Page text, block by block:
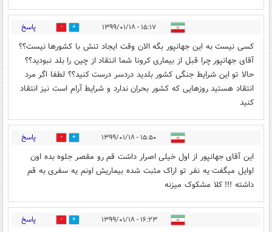
۱۵:۱۷ - ۱۳۹۹/۰۱/۱۸ 34 پاسخ
کسی نیست به این جهانپور بگه الان وقت ایجاد تنش با کشورها نیست؟؟
آقای جهانپور چرا قبل از بیماری کرونا شما انتقاد از چین را بلد نبودید؟؟
حالا تو این شرایط جنگی کشور بلدید دردسر درست کنید؟؟ لطفا اگر مرد
انتقاد هستید روزهایی که کشور بحران ندارد و شرایط آرام است نیز انتقاد
کنید
۱۵:۵۰ - ۱۳۹۹/۰۱/۱۸ 32 پاسخ
این آقای جهانپور از اول خیلی اصرار داشت قم رو مقصر جلوه بده اون
اوایل میگفت یه نفر تو اراک مثبت شده بیماریش اونم یه سفری به قم
داشته !!! کلا مشکوک میزنه
۱۶:۲۳ - ۱۳۹۹/۰۱/۱۸ 4 پاسخ